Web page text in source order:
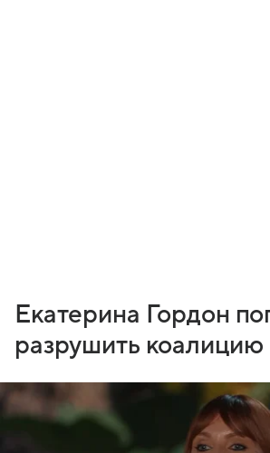
Екатерина Гордон
разрушить коалицию